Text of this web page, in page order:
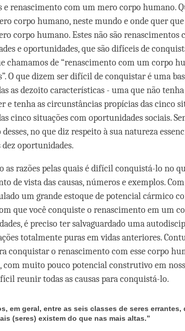
e renascimento com um mero corpo humano.
corpo humano, neste mundo e onde quer
corpo humano. Estes não são renascimentos
e oportunidades, que são difíceis de
chamamos de “renascimento com um corpo
O que dizem ser difícil de conquistar é uma
as dezoito características - uma que não
e tenha as circunstâncias propícias das cinco
cinco situações com oportunidades sociais.
no que diz respeito à sua natureza
dez oportunidades.
as razões pelas quais é difícil conquistá-lo no
de vista das causas, números e exemplos.
um grande estoque de potencial cármico
que você conquiste o renascimento em um
é preciso ter salvaguardado uma
totalmente puras em vidas anteriores.
conquistar o renascimento com esse corpo
com muito pouco potencial construtivo em
reunir todas as causas para conquistá-lo.
em geral, entre as seis classes de seres errantes,
(seres) existem do que nas mais altas.”